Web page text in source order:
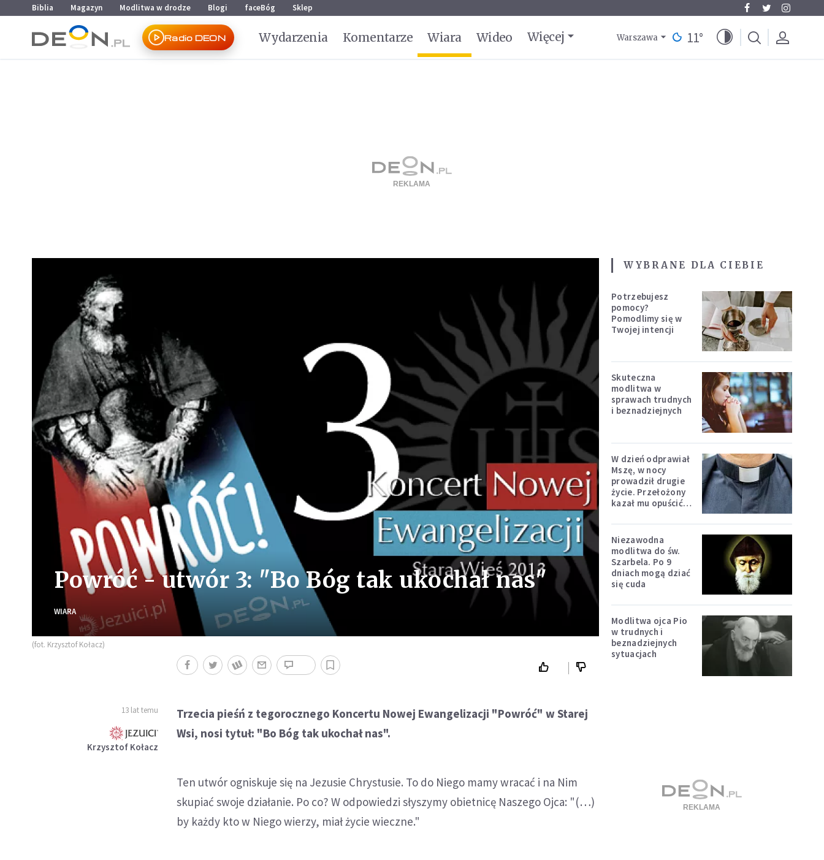
Przejdź do menu głównego
Przejdź do treści
Biblia Magazyn Modlitwa w drodze Blogi faceBóg Sklep
Radio DEON Wydarzenia Komentarze Wiara Wideo Więcej Warszawa 11°
Powróć - utwór 3: "Bo Bóg tak ukochał nas"
WIARA
(fot. Krzysztof Kołacz)
13 lat temu
Krzysztof Kołacz
Trzecia pieśń z tegorocznego Koncertu Nowej Ewangelizacji "Powróć" w Starej
Wsi, nosi tytuł: "Bo Bóg tak ukochał nas".
Ten utwór ogniskuje się na Jezusie Chrystusie. To do Niego mamy wracać i na Nim
skupiać swoje działanie. Po co? W odpowiedzi słyszymy obietnicę Naszego Ojca: "(…)
by każdy kto w Niego wierzy, miał życie wieczne."
WYBRANE DLA CIEBIE
Potrzebujesz
pomocy?
Pomodlimy się w
Twojej intencji
Skuteczna
modlitwa w
sprawach trudnych
i beznadziejnych
W dzień odprawiał
Mszę, w nocy
prowadził drugie
życie. Przełożony
kazał mu opuścić
Niezawodna
modlitwa do św.
Szarbela. Po 9
dniach mogą dziać
się cuda
Modlitwa ojca Pio
w trudnych i
beznadziejnych
sytuacjach